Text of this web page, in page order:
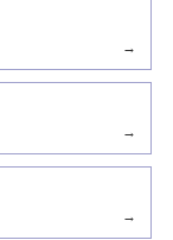
→
→
→